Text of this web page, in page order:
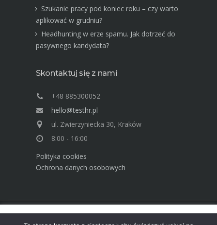
Szukanie pracy pod koniec roku – czy warto
aplikować w grudniu?
Headhunting w erze spamu. Jak dotrzeć do
pasywnego kandydata?
Skontaktuj się z nami
+48 885300052
hello@testhr.pl
ul. Zwierzyniecka 30, Kraków
8:00 - 16:00
Polityka cookies
Ochrona danych osobowych
Advisory Group TEST Human Resources ©